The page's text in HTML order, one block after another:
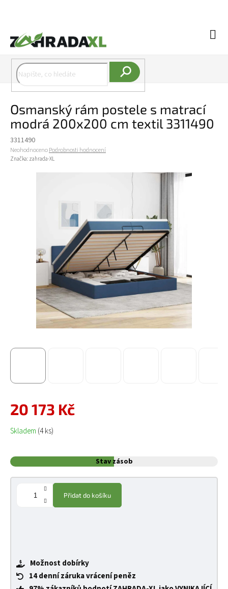
Osmanský rám postele s matrací
modrá 200x200 cm textil 3311490
3311490
Průměrné hodnocení produktu je 0,0 z 5 hvězdiček.
NeohodnocenoPodrobnosti hodnocení
Značka: zahrada-XL
20 173 Kč
Měrná cena:
Skladem (4 ks)
Stav zásob
Přidat do košíku
Možnost dobírky
14 denní záruka vrácení peněz